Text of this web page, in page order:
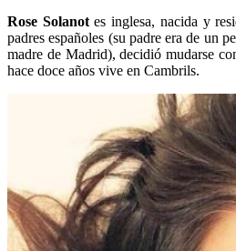
Rose Solanotes inglesa, nacida y
padres españoles (su padre era de un
madre de Madrid), decidió mudarse
hace doce años vive en Cambrils.